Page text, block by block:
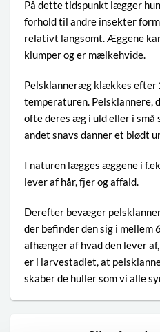
På dette tidspunkt lægger
forhold til andre insekter
relativt langsomt. Æggene
klumper og er mælkehvide.
Pelsklanneræg klækkes efter
temperaturen. Pelsklannere,
ofte deres æg i uld eller i
andet snavs danner et blødt
I naturen lægges æggene i
lever af hår, fjer og affald.
Derefter bevæger
der befinder den sig i mellem
afhænger af hvad den lever
er i larvestadiet, at
skaber de huller som vi alle